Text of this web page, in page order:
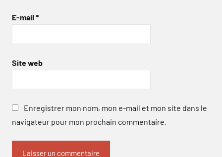
E-mail *
Site web
Enregistrer mon nom, mon e-mail et mon site dans le
navigateur pour mon prochain commentaire.